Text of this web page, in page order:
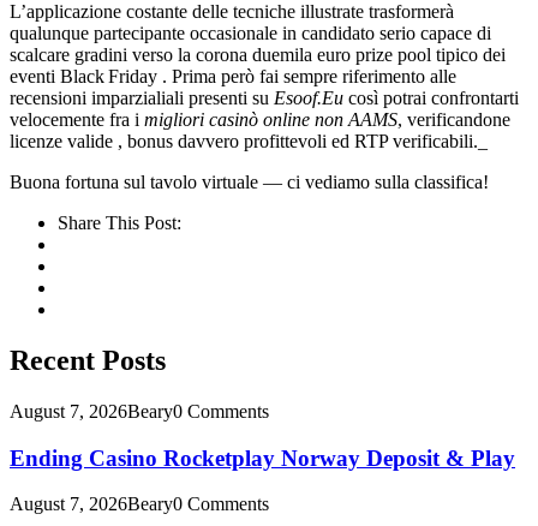
L’applicazione costante delle tecniche illustrate trasformerà
qualunque partecipante occasionale in candidato serio capace di
scalcare gradini verso la corona duemila euro prize pool tipico dei
eventi Black Friday . Prima però fai sempre riferimento alle
recensioni imparzialiali presenti su Eso​of.​Eu così potrai confrontarti
velocemente fra i migliori casinò online non AAMS, verificandone
licenze valide , bonus davvero profittevoli ed RTP verificabili._
Buona fortuna sul tavolo virtuale — ci vediamo sulla classifica!
Share This Post:
Recent Posts
August 7, 2026Beary0 Comments
Ending Casino Rocketplay Norway Deposit & Play
August 7, 2026Beary0 Comments